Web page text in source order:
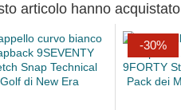
articolo hanno acquistato
-30%